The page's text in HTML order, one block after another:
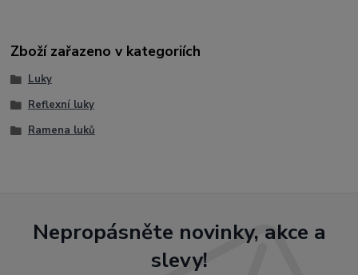
Zboží zařazeno v kategoriích
Luky
Reflexní luky
Ramena luků
Nepropásněte novinky, akce a
slevy!